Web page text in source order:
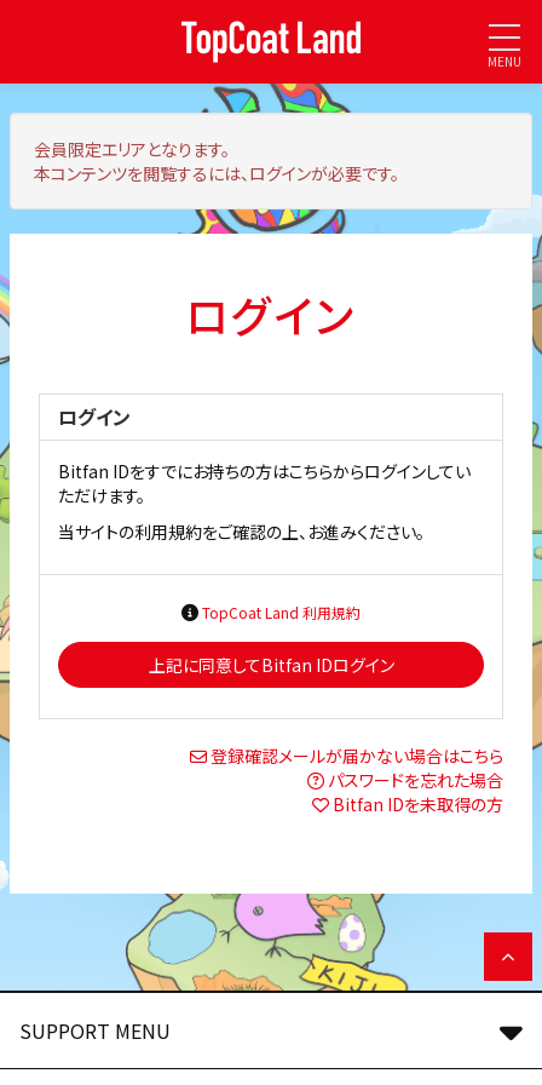
MENU
会員限定エリア となります。
本コンテンツを閲覧するには、ログインが必要です。
ログイン
ログイン
Bitfan IDをすでにお持ちの方はこちらからログインしてい
ただけます。
当サイトの利用規約をご確認の上、お進みください。
TopCoat Land 利用規約
上記に同意してBitfan IDログイン
登録確認メールが届かない場合はこちら
パスワードを忘れた場合
Bitfan IDを未取得の方
SUPPORT MENU